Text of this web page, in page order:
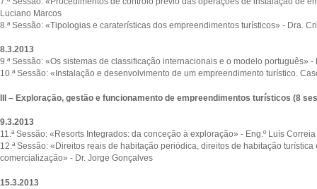
Luciano Marcos
8.ª Sessão: «Tipologias e caraterísticas dos empreendimentos turísticos» - Dra.
8.3.2013
9.ª Sessão: «Os sistemas de classificação internacionais e o modelo português»
10.ª Sessão: «Instalação e desenvolvimento de um empreendimento turístico.
III – Exploração, gestão e funcionamento de empreendimentos turísticos (8
9.3.2013
11.ª Sessão: «Resorts Integrados: da conceção à exploração» - Eng.º Luís
12.ª Sessão: «Direitos reais de habitação periódica, direitos de habitação turística
comercialização» - Dr. Jorge Gonçalves
15.3.2013